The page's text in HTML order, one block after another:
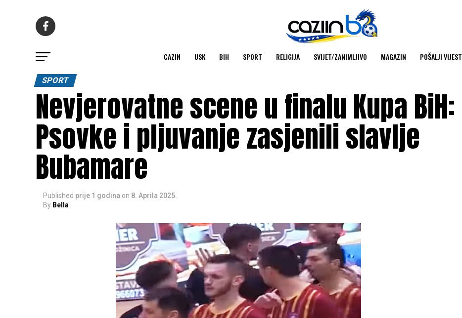
CAZIN USK BIH SPORT RELIGIJA SVIJET/ZANIMLJIVO MAGAZIN POŠALJI VIJEST
SPORT
Nevjerovatne scene u finalu Kupa BiH:
Psovke i pljuvanje zasjenili slavlje
Bubamare
Published prije 1 godina on 8. Aprila 2025.
By Bella